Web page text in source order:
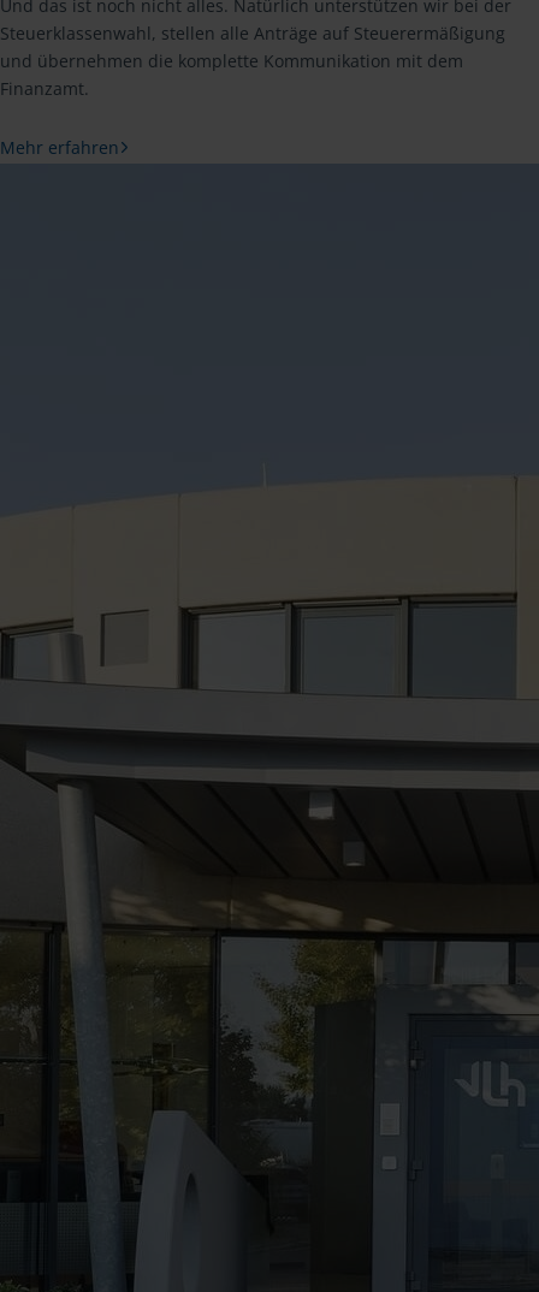
Und das ist noch nicht alles. Natürlich unterstützen wir bei der
Steuerklassenwahl, stellen alle Anträge auf Steuerermäßigung
und übernehmen die komplette Kommunikation mit dem
Finanzamt.
Mehr erfahren